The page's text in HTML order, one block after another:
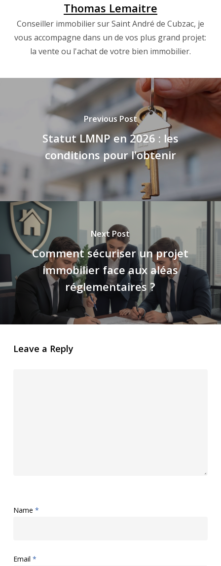
Thomas Lemaitre
Conseiller immobilier sur Saint André de Cubzac, je
vous accompagne dans un de vos plus grand projet:
la vente ou l'achat de votre bien immobilier.
Previous Post
Statut LMNP en 2026 : les
conditions pour l'obtenir
Next Post
Comment sécuriser un projet
immobilier face aux aléas
réglementaires ?
Leave a Reply
Name *
Email *